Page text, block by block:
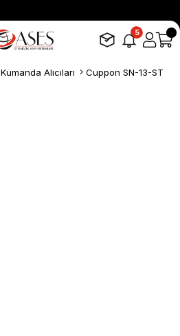
5
Kumanda Alıcıları Cuppon SN-13-ST